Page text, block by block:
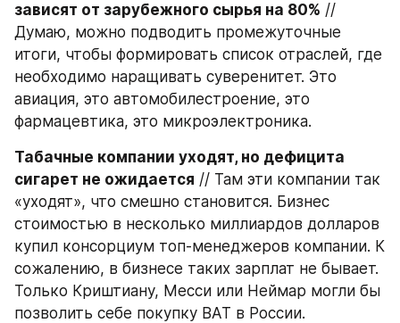
зависят от зарубежного сырья на 80% //
Думаю, можно подводить промежуточные
итоги, чтобы формировать список отраслей, где
необходимо наращивать суверенитет. Это
авиация, это автомобилестроение, это
фармацевтика, это микроэлектроника.
Табачные компании уходят, но дефицита
сигарет не ожидается // Там эти компании так
«уходят», что смешно становится. Бизнес
стоимостью в несколько миллиардов долларов
купил консорциум топ-менеджеров компании. К
сожалению, в бизнесе таких зарплат не бывает.
Только Криштиану, Месси или Неймар могли бы
позволить себе покупку BAT в России.